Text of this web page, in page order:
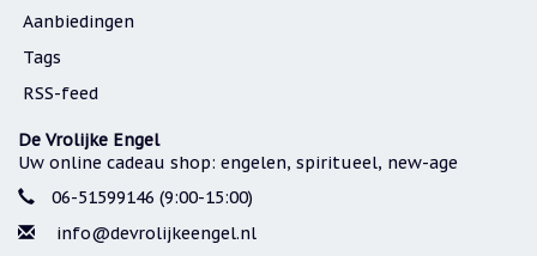
Aanbiedingen
Tags
RSS-feed
De Vrolijke Engel
Uw online cadeau shop: engelen, spiritueel, new-age
06-51599146 (9:00-15:00)
info@devrolijkeengel.nl